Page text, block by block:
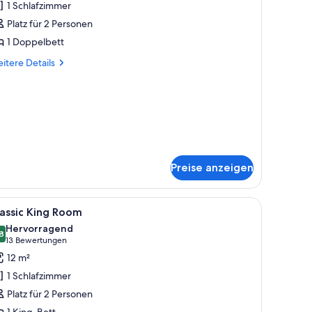
1 Schlafzimmer
Platz für 2 Personen
1 Doppelbett
Details
Preise anzeigen
Nachttischlampen, einem Nachttisch aus Holz, einem Korbstuhl, einem
Ein ordentlich bezogenes Bett mit einem
5 King Room
von 10
Hervorragend
13 Bewertungen
(13
Bewertungen)
12 m²
1 Schlafzimmer
Platz für 2 Personen